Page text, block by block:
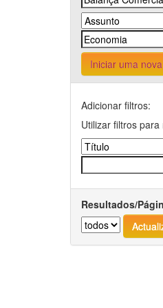
Iniciar uma
Adicionar filtros:
Utilizar filtros
Resultados/